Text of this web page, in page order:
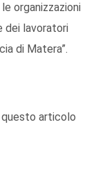
organizzazioni
dei lavoratori
di Matera”.
articolo